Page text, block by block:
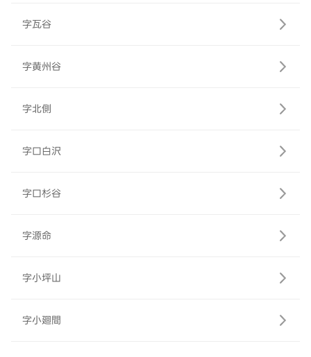
字瓦谷
字黄州谷
字北側
字口白沢
字口杉谷
字源命
字小坪山
字小廻間